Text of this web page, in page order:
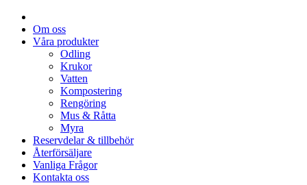
Om oss
Våra produkter
Odling
Krukor
Vatten
Kompostering
Rengöring
Mus & Råtta
Myra
Reservdelar & tillbehör
Återförsäljare
Vanliga Frågor
Kontakta oss